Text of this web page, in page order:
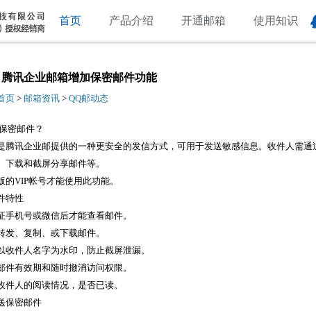
首页 产品介绍 开通邮箱 使用知识
腾讯企业邮箱增加保密邮件功能
页 > 邮箱资讯 > QQ邮动态
密邮件？
腾讯企业邮提供的一种更安全的发信方式，可用于发送敏感信息。收件人需
下载和截屏分享邮件等。
的VIP帐号才能使用此功能。
特性
手机号或微信后才能查看邮件。
发、复制、或下载邮件。
收件人名字为水印，防止截屏泄漏。
件有效期和随时撤消访问权限。
件人的阅读情况，是否已读。
保密邮件